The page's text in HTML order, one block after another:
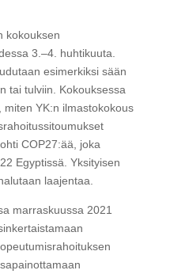
kokouksen
3.–4. huhtikuuta.
esimerkiksi sään
tai tulviin. Kokouksessa
YK:n ilmastokokous
COP27:ää, joka
Egyptissä. Yksityisen
laajentaa.
marraskuussa 2021